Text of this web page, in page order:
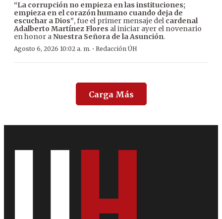
“La corrupción no empieza en las instituciones;
empieza en el corazón humano cuando deja de
escuchar a Dios”, fue el primer mensaje del cardenal
Adalberto Martínez Flores al iniciar ayer el novenario
en honor aNuestra Señora de la Asunción.
Agosto 6, 2026 10:02 a. m. · Redacción ÚH
Carga Más